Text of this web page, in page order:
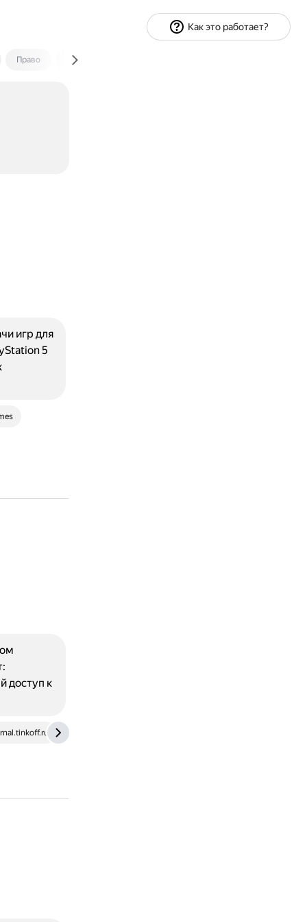
Право Экономика и финансы
игр для
5
доступ к
Как это работает?